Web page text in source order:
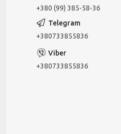
+380 (99) 385-58-36
+380733855836
+380733855836